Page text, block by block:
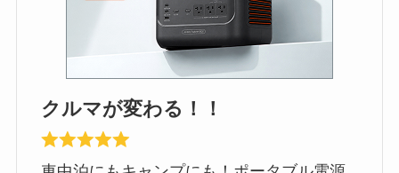
クルマが変わる！！